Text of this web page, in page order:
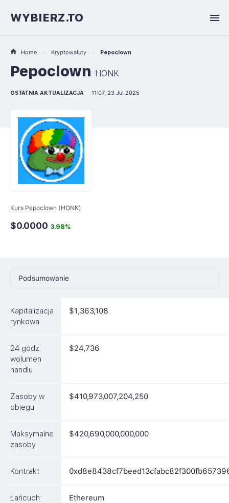
WYBIERZ.TO
Home Kryptowaluty Pepoclown
Pepoclown HONK
OSTATNIA AKTUALIZACJA 11:07, 23 Jul 2025
Kurs Pepoclown (HONK)
$0.0000 3.98%
Podsumowanie
Rynki
FAQ
Kapitalizacja
rynkowa
$1,363,108
24 godz.
wolumen
handlu
$24,736
Zasoby w
obiegu
$410,973,007,204,250
Maksymalne
zasoby
$420,690,000,000,000
Kontrakt
Łańcuch Ethereum